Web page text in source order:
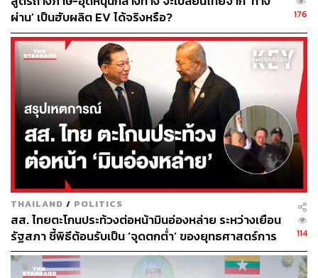
ทำให้ทางการไทยที่รับหน้าที่เป็นคนกลางรับตัวต้องกลับมาท
บทวนประสิทธิภาพการดูแลชาวต่างชาติที่ต้องมาอยู่ใน
ประเทศไทยชั่วคราวว่า ‘พร้อม’ มากเท่าใด
ซึ่งนำมาสู่ข้อสรุปว่าไทยจะไม่อนุญาตให้ตั้งค่ายลี้ภัย โดย
แต่ละประเทศต้องมารับพลเมืองของตนกลับทันทีหลังจาก
ข้ามมาจากฝั่งเมียนมา ไทยพร้อมอำนวยความสะดวกแต่ต้อง
ครั้งละไม่เกิน 500 คน และทุกคนที่เข้าประเทศต้องผ่านการ
ตรวจไบโอเมตริกซ์
โดยชาติที่น่าจับตาในการรับ-ส่งตัวมากที่สุดคือ ‘จีน’ เพราะ
ตามบัญชีที่กองกำลังทหารฝั่งเมียนมารวบรวมมาได้จนถึงวัน
นี้ มากกว่า 70% ล้วนแล้วแต่เป็นคนจีนซึ่งมีทั้งผู้ที่เป็นเหยื่อ
และกลุ่มที่เป็นเบื้องหลังแก๊งคอลเซ็นเตอร์
ผ่าน’ เป็นฮับผลิต EV ได้จริงหรือ?
176
THAILAND / POLITICS
สส. ไทยตะโกนประท้วงต่อหน้ามินอ่องหล่าย ระหว่างเยือน
รัฐสภา ชี้พิธีต้อนรับเป็น ‘จุดตกต่ำ’ ของยุทธศาสตร์การ
ทูตไทย
114